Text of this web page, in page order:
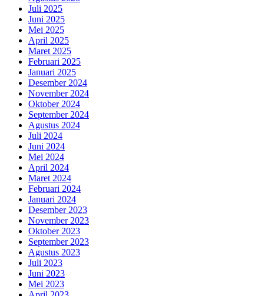
Juli 2025
Juni 2025
Mei 2025
April 2025
Maret 2025
Februari 2025
Januari 2025
Desember 2024
November 2024
Oktober 2024
September 2024
Agustus 2024
Juli 2024
Juni 2024
Mei 2024
April 2024
Maret 2024
Februari 2024
Januari 2024
Desember 2023
November 2023
Oktober 2023
September 2023
Agustus 2023
Juli 2023
Juni 2023
Mei 2023